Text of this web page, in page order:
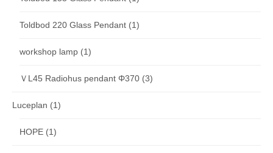
Toldbod 220 Glass Pendant (1)
workshop lamp (1)
ＶL45 Radiohus pendant Φ370 (3)
Luceplan (1)
HOPE (1)